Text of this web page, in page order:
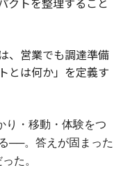
、営業でも調達準備
とは何か」を定義す
り・移動・体験をつ
──。答えが固まった
た。